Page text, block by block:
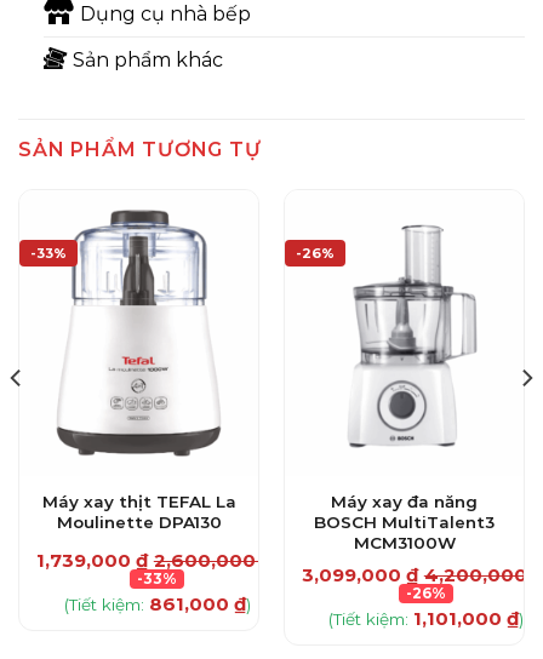
Dụng cụ nhà bếp
Sản phẩm khác
SẢN PHẨM TƯƠNG TỰ
-33%
Máy xay thịt TEFAL La
Moulinette DPA130
1,739,000 ₫ 2,600,000
-33%
(Tiết kiệm: 861,000 ₫)
-26%
Máy xay đa năng
BOSCH MultiTalent3
MCM3100W
3,099,000 ₫ 4,200,000
-26%
(Tiết kiệm: 1,101,000 ₫)